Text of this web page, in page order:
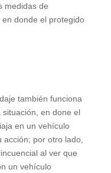
medidas de
donde el protegido
también funciona
en done el
en un vehículo
por otro lado,
al ver que
un vehículo